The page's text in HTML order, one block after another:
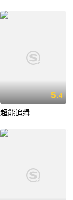
5.4
超能追缉